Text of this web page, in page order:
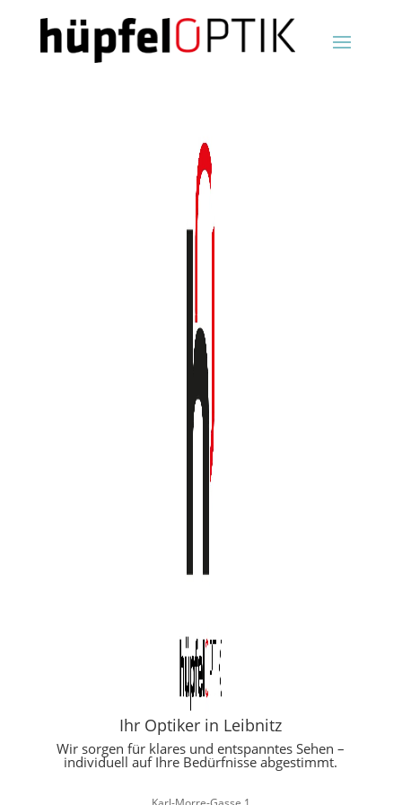
Ihr Optiker in Leibnitz
Wir sorgen für klares und entspanntes Sehen –
individuell auf Ihre Bedürfnisse abgestimmt.